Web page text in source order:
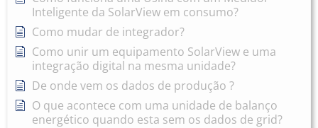
Inteligente da SolarView em consumo?
Como mudar de integrador?
Como unir um equipamento SolarView e uma
integração digital na mesma unidade?
De onde vem os dados de produção ?
O que acontece com uma unidade de balanço
energético quando esta sem os dados de grid?